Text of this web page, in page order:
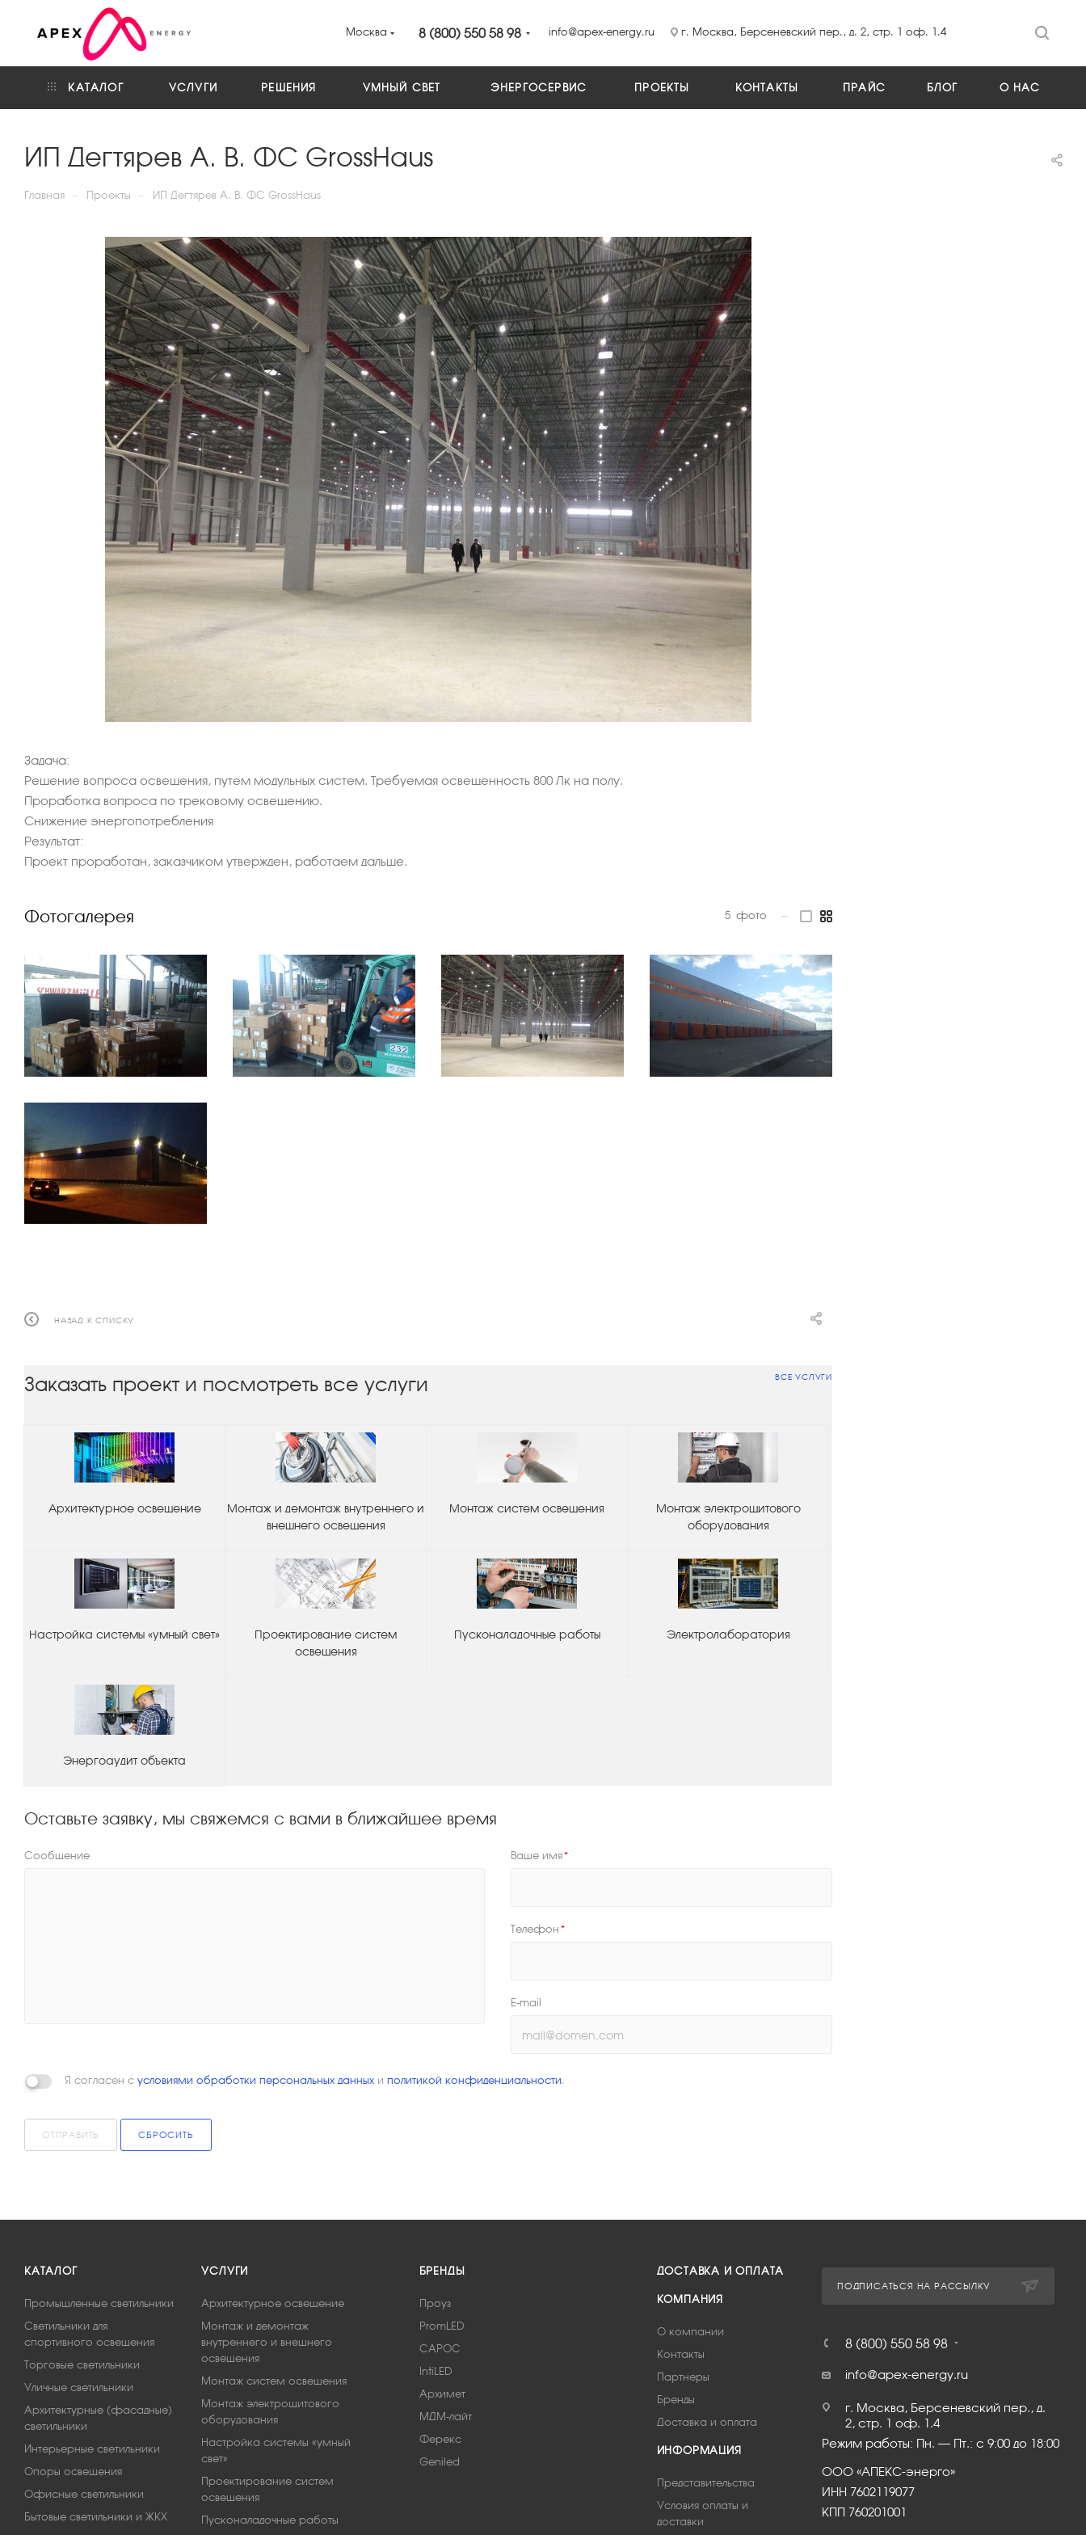
Москва 8 (800) 550 58 98 info@apex-energy.ru г. Москва, Берсеневский пер., д. 2, стр. 1 оф. 1.4
КАТАЛОГ УСЛУГИ РЕШЕНИЯ УМНЫЙ СВЕТ ЭНЕРГОСЕРВИС ПРОЕКТЫ КОНТАКТЫ ПРАЙС БЛОГ О НАС
ИП Дегтярев А. В. ФС GrossHaus
Главная — Проекты — ИП Дегтярев А. В. ФС GrossHaus
Задача:
Решение вопроса освещения, путем модульных систем. Требуемая освещенность 800 Лк на полу.
Проработка вопроса по трековому освещению.
Снижение энергопотребления
Результат:
Проект проработан, заказчиком утвержден, работаем дальше.
Фотогалерея 5 фото —
НАЗАД К СПИСКУ
Заказать проект и посмотреть все услуги ВСЕ УСЛУГИ
Архитектурное освещение
Монтаж и демонтаж внутреннего и
внешнего освещения
Монтаж систем освещения
Монтаж электрощитового
оборудования
Настройка системы «умный свет»
Проектирование систем
освещения
Пусконаладочные работы Электролаборатория
Энергоаудит объекта
Оставьте заявку, мы свяжемся с вами в ближайшее время
Сообщение Ваше имя*
Телефон *
E-mail
Я согласен с условиями обработки персональных данных и политикой конфиденциальности.
ОТПРАВИТЬ СБРОСИТЬ
КАТАЛОГ
Промышленные светильники
Светильники для
спортивного освещения
Торговые светильники
Уличные светильники
Архитектурные (фасадные)
светильники
Интерьерные светильники
Опоры освещения
Офисные светильники
Бытовые светильники и ЖКХ
УСЛУГИ
Архитектурное освещение
Монтаж и демонтаж
внутреннего и внешнего
освещения
Монтаж систем освещения
Монтаж электрощитового
оборудования
Настройка системы «умный
свет»
Проектирование систем
освещения
Пусконаладочные работы
БРЕНДЫ
Проуз
PromLED
САРОС
IntiLED
Архимет
МДМ-лайт
Ферекс
Geniled
ДОСТАВКА И ОПЛАТА
КОМПАНИЯ
О компании
Контакты
Партнеры
Бренды
Доставка и оплата
ИНФОРМАЦИЯ
Представительства
Условия оплаты и
доставки
ПОДПИСАТЬСЯ НА РАССЫЛКУ
8 (800) 550 58 98
info@apex-energy.ru
г. Москва, Берсеневский пер., д.
2, стр. 1 оф. 1.4
Режим работы: Пн. – Пт.: с 9:00 до 18:00
ООО «АПЕКС-энерго»
ИНН 7602119077
КПП 760201001